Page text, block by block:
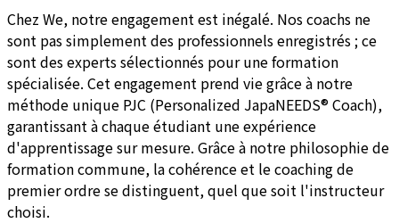
Chez We, notre engagement est inégalé. Nos coachs ne
sont pas simplement des professionnels enregistrés ; ce
sont des experts sélectionnés pour une formation
spécialisée. Cet engagement prend vie grâce à notre
méthode unique PJC (Personalized JapaNEEDS® Coach),
garantissant à chaque étudiant une expérience
d'apprentissage sur mesure. Grâce à notre philosophie de
formation commune, la cohérence et le coaching de
premier ordre se distinguent, quel que soit l'instructeur
choisi.